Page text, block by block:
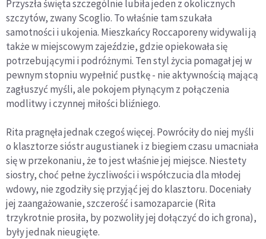
Przyszła święta szczególnie lubiła jeden z okolicznych
szczytów, zwany Scoglio. To właśnie tam szukała
samotności i ukojenia. Mieszkańcy Roccaporeny widywali ją
także w miejscowym zajeździe, gdzie opiekowała się
potrzebującymi i podróżnymi. Ten styl życia pomagał jej w
pewnym stopniu wypełnić pustkę - nie aktywnością mającą
zagłuszyć myśli, ale pokojem płynącym z połączenia
modlitwy i czynnej miłości bliźniego.
Rita pragnęła jednak czegoś więcej. Powróciły do niej myśli
o klasztorze sióstr augustianek i z biegiem czasu umacniała
się w przekonaniu, że to jest właśnie jej miejsce. Niestety
siostry, choć pełne życzliwości i współczucia dla młodej
wdowy, nie zgodziły się przyjąć jej do klasztoru. Doceniały
jej zaangażowanie, szczerość i samozaparcie (Rita
trzykrotnie prosiła, by pozwoliły jej dołączyć do ich grona),
były jednak nieugięte.